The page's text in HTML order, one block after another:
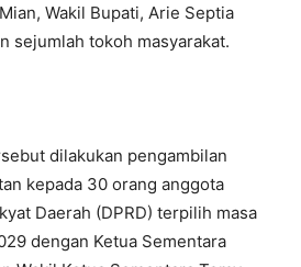
Wakil Bupati, Arie Septia
sejumlah tokoh masyarakat.
dilakukan pengambilan
kepada 30 orang anggota
Daerah (DPRD) terpilih masa
dengan Ketua Sementara